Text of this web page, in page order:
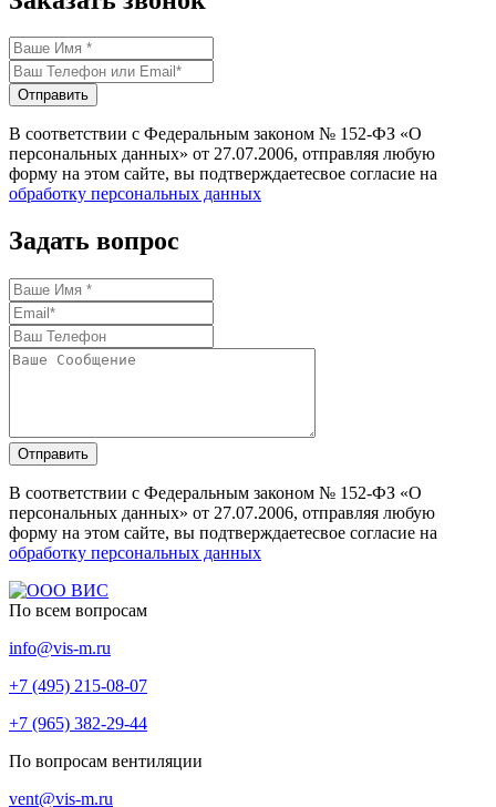
Отправить
В соответствии с Федеральным законом № 152-ФЗ «О
персональных данных» от 27.07.2006, отправляя любую
форму на этом сайте, вы подтверждаетесвое согласие на
обработку персональных данных
Задать вопрос
Отправить
В соответствии с Федеральным законом № 152-ФЗ «О
персональных данных» от 27.07.2006, отправляя любую
форму на этом сайте, вы подтверждаетесвое согласие на
обработку персональных данных
По всем вопросам
info@vis-m.ru
+7 (495) 215-08-07
+7 (965) 382-29-44
По вопросам вентиляции
vent@vis-m.ru